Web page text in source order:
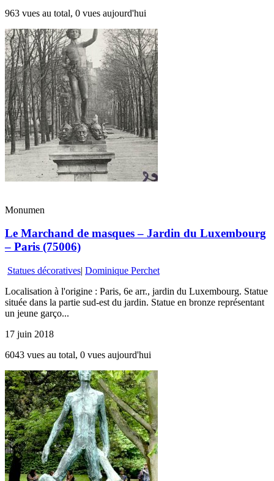
963 vues au total, 0 vues aujourd'hui
Monumen
Le Marchand de masques – Jardin du Luxembourg
– Paris (75006)
Statues décoratives| Dominique Perchet
Localisation à l'origine : Paris, 6e arr., jardin du Luxembourg. Statue
située dans la partie sud-est du jardin. Statue en bronze représentant
un jeune garço...
17 juin 2018
6043 vues au total, 0 vues aujourd'hui